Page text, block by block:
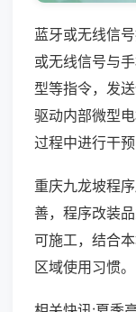
蓝牙或无线信
或无线信号与
型等指令，发
驱动内部微型
过程中进行干
重庆九龙坡程
善，程序改装
可施工，结合
区域使用习惯。